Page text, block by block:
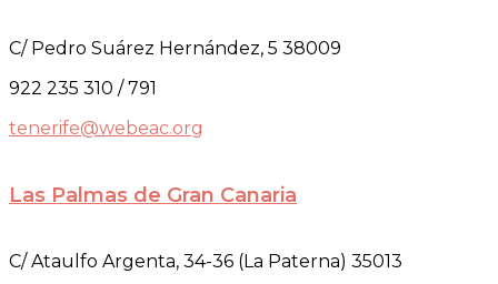
C/ Pedro Suárez Hernández, 5 38009
922 235 310 / 791
tenerife@webeac.org
Las Palmas de Gran Canaria
C/ Ataulfo Argenta, 34-36 (La Paterna) 35013